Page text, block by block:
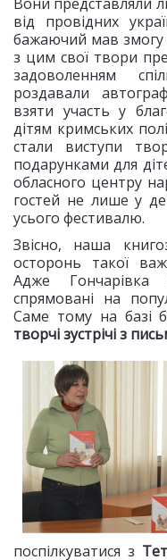
від провідних
бажаючий мав
з цим свої твори
задоволенням
роздавали
взяти участь у
дітям кримських
стали виступи
подарунками для
обласного центру
гостей не лише у
усього фестивалю.
Звісно, наша
осторонь такої
Адже Гончарівка
спрямовані на
Саме тому на базі
творчі зустрічі з
поспілкуватися з